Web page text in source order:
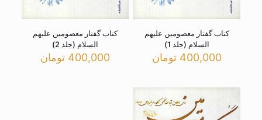
کتاب گفتار معصومین علیهم
السلام (جلد 1)
400,000 تومان
کتاب گفتار معصومین علیهم
السلام (جلد 2)
400,000 تومان